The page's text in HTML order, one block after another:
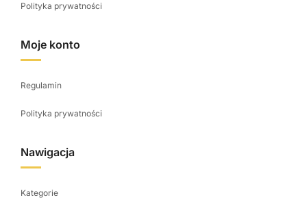
Polityka prywatności
Moje konto
Regulamin
Polityka prywatności
Nawigacja
Kategorie